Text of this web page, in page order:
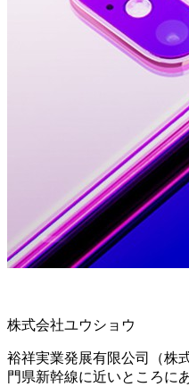
株式会社ユウショウ
裕祥実業発展有限公司（株
門県新幹線に近いところに